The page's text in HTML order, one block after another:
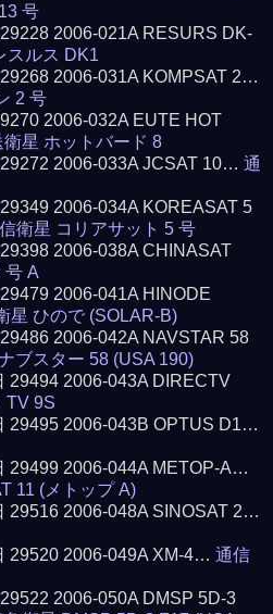
号
2006-021A RESURS DK-
スルス DK1
2006-031A KOMPSAT 2…
2 号
2006-032A EUTE HOT
衛星 ホットバード 8
29272 2006-033A JCSAT 10…通
2006-034A KOREASAT 5
衛星 コリアサット 5 号
2006-038A CHINASAT
号 A
2006-041A HINODE
星 ひので (SOLAR-B)
2006-042A NAVSTAR 58
ブスター 58 (USA 190)
29494 2006-043A DIRECTV
TV 9S
29495 2006-043B OPTUS D1…
29499 2006-044A METOP-A…
11 (メトップ A)
29516 2006-048A SINOSAT 2…
29520 2006-049A XM-4…通信
2006-050A DMSP 5D-3